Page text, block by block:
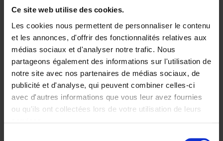
Ce site web utilise des cookies.
Les cookies nous permettent de personnaliser le contenu
et les annonces, d'offrir des fonctionnalités relatives aux
médias sociaux et d'analyser notre trafic. Nous
partageons également des informations sur l'utilisation de
notre site avec nos partenaires de médias sociaux, de
publicité et d'analyse, qui peuvent combiner celles-ci
avec d'autres informations que vous leur avez fournies
ou qu'ils ont collectées lors de votre utilisation de leurs
Digital marketing like a PRO -
completely revised edition
Clo Willaerts
Couverture souple
2022 226
€35,50